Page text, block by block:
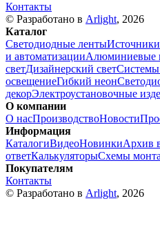
Контакты
© Разработано в Arlight, 2026
Каталог
Светодиодные ленты
и автоматизацииАлюминиевые
светДизайнерский свет
освещениеГибкий неон
декорЭлектроустановочные
О компании
О насПроизводствоНовости
Информация
КаталогиВидеоНовинкиАрхив
ответКалькуляторыСхемы
Покупателям
Контакты
© Разработано в Arlight, 2026